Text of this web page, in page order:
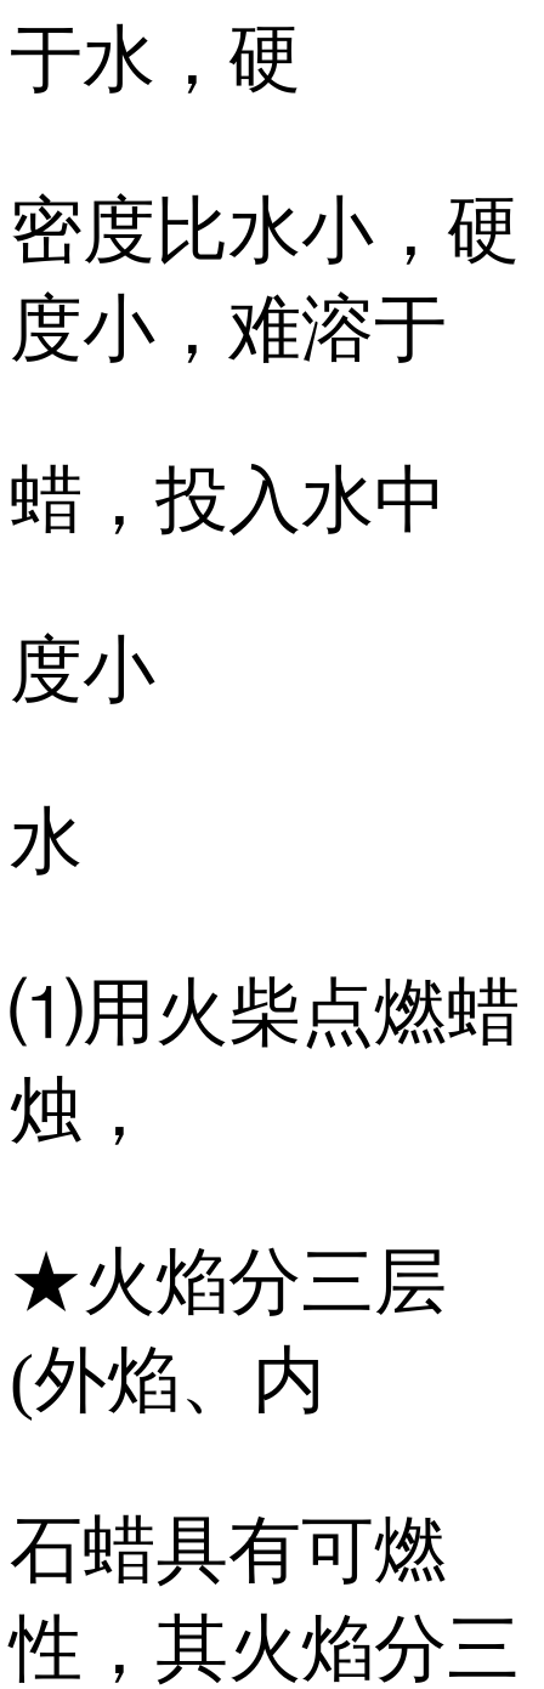
于水，硬
密度比水小，硬
度小，难溶于
蜡，投入水中
度小
水
⑴用火柴点燃蜡
烛，
★火焰分三层
(外焰、内
石蜡具有可燃
性，其火焰分三